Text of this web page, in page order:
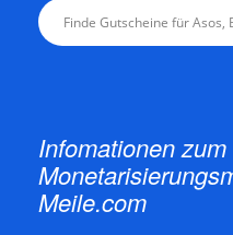
Infomationen zum
Meile.com